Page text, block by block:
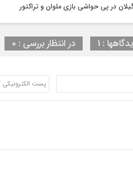
در پی حواشی بازی ملوان و تراکتور
: 1 در انتظار بررسی : 0